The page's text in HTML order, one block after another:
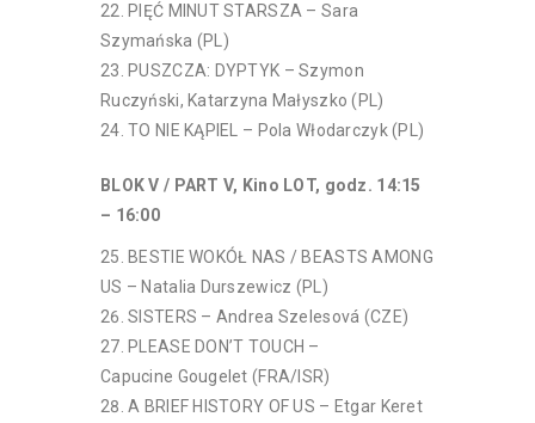
PIĘĆ MINUT STARSZA – Sara
Szymańska (PL)
PUSZCZA: DYPTYK – Szymon
Ruczyński, Katarzyna Małyszko (PL)
TO NIE KĄPIEL – Pola Włodarczyk (PL)
BLOK V / PART V, Kino LOT, godz. 14:15
– 16:00
BESTIE WOKÓŁ NAS / BEASTS AMONG
US – Natalia Durszewicz (PL)
SISTERS – Andrea Szelesová (CZE)
PLEASE DON’T TOUCH –
Capucine Gougelet (FRA/ISR)
A BRIEF HISTORY OF US – Etgar Keret